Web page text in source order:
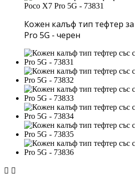
Кожен калъф тип тефтер за
Pro 5G - черен
 